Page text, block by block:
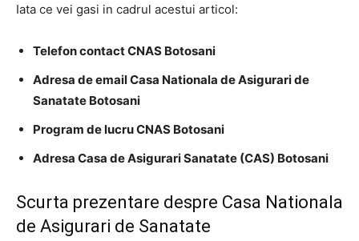
Iata ce vei gasi in cadrul acestui articol:
Telefon contact CNAS Botosani
Adresa de email Casa Nationala de Asigurari de
Sanatate Botosani
Program de lucru CNAS Botosani
Adresa Casa de Asigurari Sanatate (CAS) Botosani
Scurta prezentare despre Casa Nationala
de Asigurari de Sanatate